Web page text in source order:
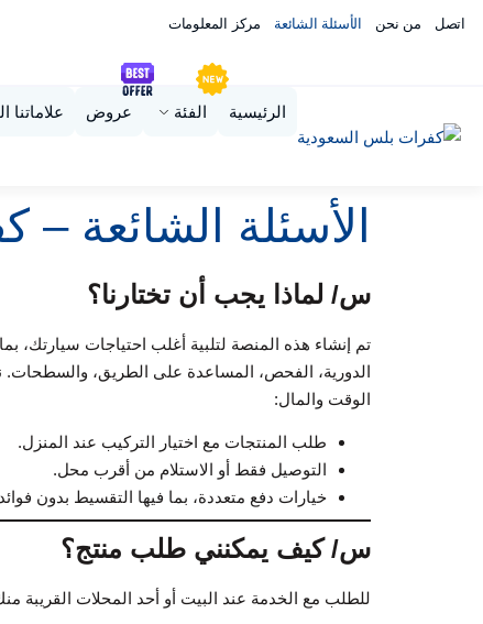
اتصل من نحن الأسئلة الشائعة مركز المعلومات
الرئيسية الفئة عروض علاماتنا
الأسئلة الشائعة
س/ لماذا يجب أن تختارنا؟
تم إنشاء هذه المنصة لتلبية أغلب احتياجات سيارتك،
الوقت والمال:
طلب المنتجات مع اختيار التركيب عند المنزل.
التوصيل فقط أو الاستلام من أقرب محل.
خيارات دفع متعددة، بما فيها التقسيط بدون
س/ كيف يمكنني طلب منتج؟
للطلب مع الخدمة عند البيت أو أحد المحلات القريبة